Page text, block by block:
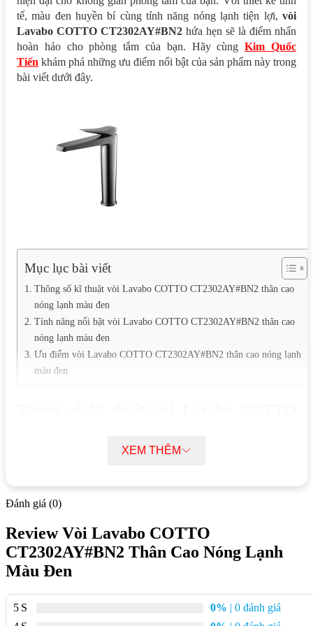
tế, màu đen huyền bí cùng tính năng nóng lạnh tiện lợi, vòi
Lavabo COTTO CT2302AY#BN2 hứa hẹn sẽ là điểm nhấn
hoàn hảo cho phòng tắm của bạn. Hãy cùngKim Quốc
Tiến khám phá những ưu điểm nổi bật của sản phẩm này trong
bài viết dưới đây.
Mục lục bài viết
Thông số kĩ thuật vòi Lavabo COTTO CT2302AY#BN2 thân cao
nóng lạnh màu đen
Tính năng nổi bật vòi Lavabo COTTO CT2302AY#BN2 thân cao
nóng lạnh màu đen
Ưu điểm vòi Lavabo COTTO CT2302AY#BN2 thân cao nóng lạnh
màu đen
Mã sản phẩm:
Loại vòi: Vòi lavabo nóng lạnh
Kiểu dáng:Thân cao
Màu sắc:
Chất liệu:Đồng thau mạ Nickel-Chrome
Xem chi tiết tại website nhà sản xuất
XEM THÊM
Đánh giá (0)
Review Vòi Lavabo COTTO
CT2302AY#BN2 Thân Cao Nóng Lạnh
Màu Đen
5 0% | 0 đánh giá